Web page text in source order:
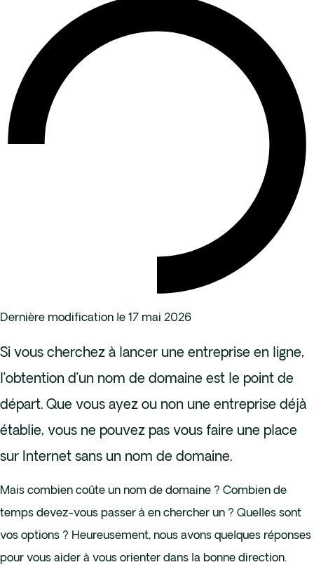
Dernière modification le 17 mai 2026
Si vous cherchez à lancer une entreprise en ligne,
l’obtention d’un nom de domaine est le point de
départ. Que vous ayez ou non une entreprise déjà
établie, vous ne pouvez pas vous faire une place
sur Internet sans un nom de domaine.
Mais combien coûte un nom de domaine ? Combien de
temps devez-vous passer à en chercher un ? Quelles sont
vos options ? Heureusement, nous avons quelques réponses
pour vous aider à vous orienter dans la bonne direction.